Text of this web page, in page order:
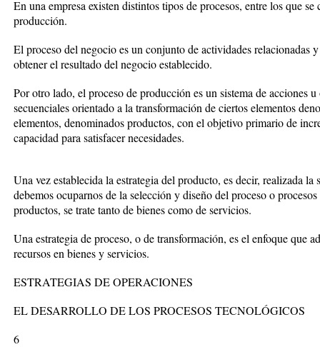
En una empresa existen distintos tipos de procesos, entre los que
producción.
El proceso del negocio es un conjunto de actividades relacionadas
obtener el resultado del negocio establecido.
Por otro lado, el proceso de producción es un sistema de acciones
secuenciales orientado a la transformación de ciertos elementos
elementos, denominados productos, con el objetivo primario de
capacidad para satisfacer necesidades.
Una vez establecida la estrategia del producto, es decir, realizada
debemos ocuparnos de la selección y diseño del proceso o
productos, se trate tanto de bienes como de servicios.
Una estrategia de proceso, o de transformación, es el enfoque que
recursos en bienes y servicios.
ESTRATEGIAS DE OPERACIONES
EL DESARROLLO DE LOS PROCESOS TECNOLÓGICOS
6